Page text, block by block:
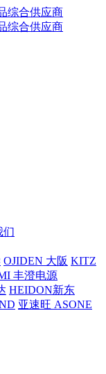
们
OJIDEN 大阪 KITZ
丰澄电源
HEIDON新东
亚速旺 ASONE